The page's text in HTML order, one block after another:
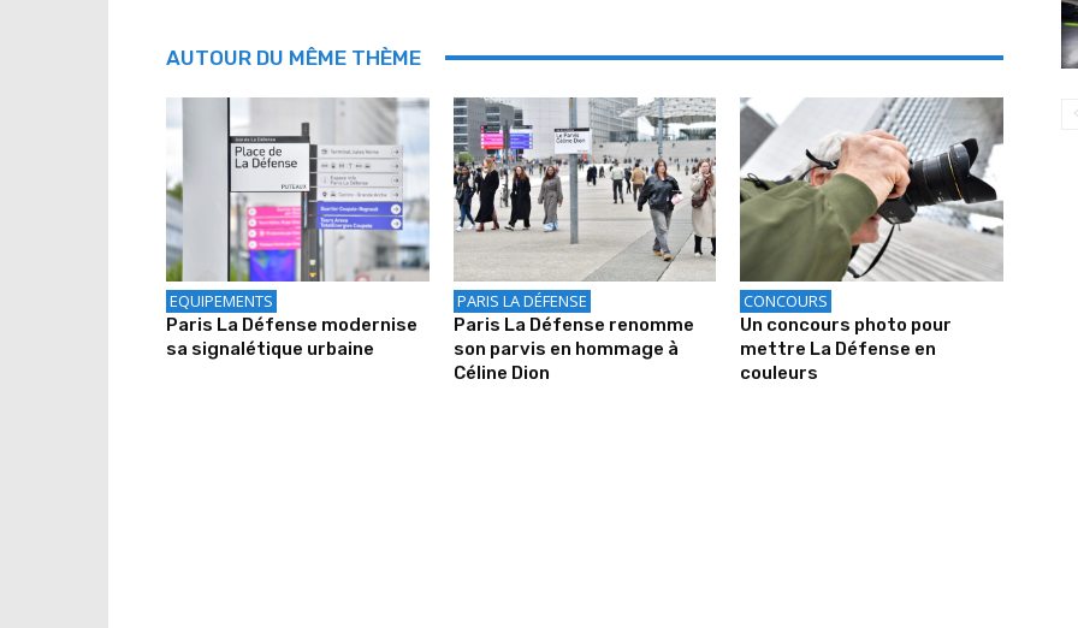
AUTOUR DU MÊME THÈME
EQUIPEMENTS
Paris La Défense modernise
sa signalétique urbaine
PARIS LA DÉFENSE
Paris La Défense renomme
son parvis en hommage à
Céline Dion
CONCOURS
Un concours photo pour
mettre La Défense en
couleurs